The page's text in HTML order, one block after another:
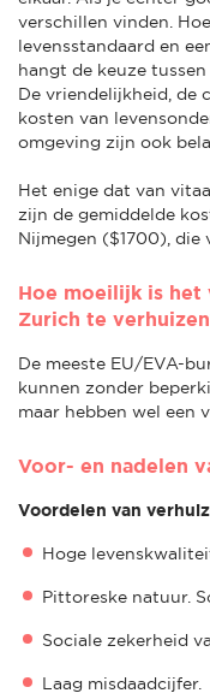
verschillen vinden.
levensstandaard en
hangt de keuze
De vriendelijkheid, de
kosten van
omgeving zijn ook
Het enige dat van
zijn de gemiddelde
Nijmegen ($1700), die
Hoe moeilijk is het
Zurich te
De meeste EU/EVA-
kunnen zonder
maar hebben wel een
Voor- en nadelen
Voordelen van
Hoge
Pittoreske natuur.
Sociale zekerheid
Laag misdaadcijfer.